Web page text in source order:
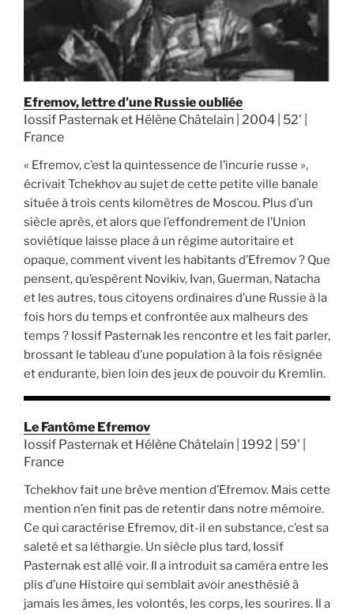
Efremov, lettre d’une Russie oubliée
Iossif Pasternak et Hélène Châtelain | 2004 | 52' |
France
« Efremov, c’est la quintessence de l’incurie russe »,
écrivait Tchekhov au sujet de cette petite ville banale
située à trois cents kilomètres de Moscou. Plus d’un
siècle après, et alors que l’effondrement de l’Union
soviétique laisse place à un régime autoritaire et
opaque, comment vivent les habitants d’Efremov ? Que
pensent, qu’espèrent Novikiv, Ivan, Guerman, Natacha
et les autres, tous citoyens ordinaires d’une Russie à la
fois hors du temps et confrontée aux malheurs des
temps ? Iossif Pasternak les rencontre et les fait parler,
brossant le tableau d’une population à la fois résignée
et endurante, bien loin des jeux de pouvoir du Kremlin.
Le Fantôme Efremov
Iossif Pasternak et Hélène Châtelain | 1992 | 59' |
France
Tchekhov fait une brève mention d’Efremov. Mais cette
mention n’en finit pas de retentir dans notre mémoire.
Ce qui caractérise Efremov, dit-il en substance, c’est sa
saleté et sa léthargie. Un siècle plus tard, Iossif
Pasternak est allé voir. Il a introduit sa caméra entre les
plis d’une Histoire qui semblait avoir anesthésié à
jamais les âmes, les volontés, les corps, les sourires. Il a